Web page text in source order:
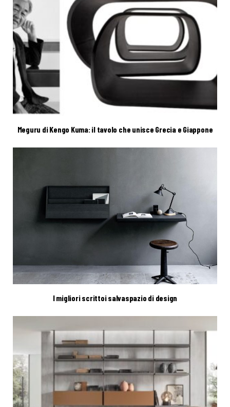
Meguru di Kengo Kuma: il tavolo che unisce Grecia e Giappone
I migliori scrittoi salvaspazio di design